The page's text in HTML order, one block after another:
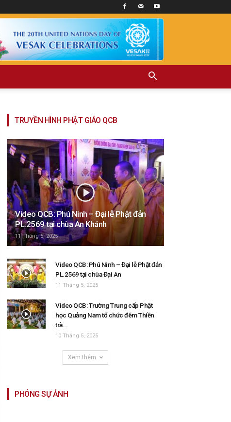
TRUYỀN HÌNH PHẬT GIÁO QCB
Video QCB: Phú Ninh – Đại lễ Phật đản
PL.2569 tại chùa An Khánh
11 Tháng 5, 2025
Video QCB: Phú Ninh – Đại lễ Phật đản
PL.2569 tại chùa Đại An
11 Tháng 5, 2025
Video QCB: Trường Trung cấp Phật
học Quảng Nam tổ chức đêm Thiền
trà...
10 Tháng 5, 2025
Xem thêm
PHÓNG SỰ ẢNH